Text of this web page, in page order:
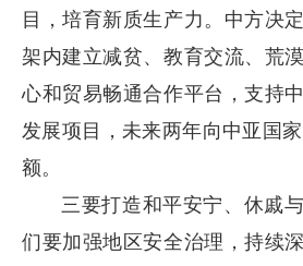
目，培育新质生产力。中方决
架内建立减贫、教育交流、荒
心和贸易畅通合作平台，支持
发展项目，未来两年向中亚国
额。
三要打造和平安宁、休戚
们要加强地区安全治理，持续